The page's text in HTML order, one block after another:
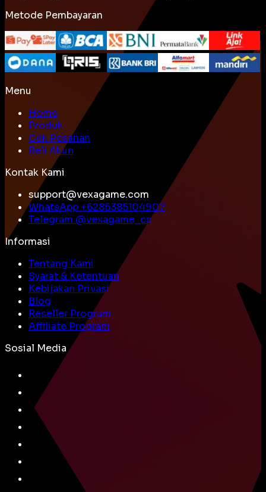
Metode Pembayaran
Menu
Home
Produk
Cek Pesanan
Beli Akun
Kontak Kami
support@vexagame.com
WhatsApp +6285385104907
Telegram @vexagame_cs
Informasi
Tentang Kami
Syarat & Ketentuan
Kebijakan Privasi
Blog
Reseller Program
Affiliate Program
Sosial Media